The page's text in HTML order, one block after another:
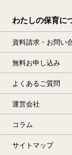
わたしの保育に
資料請求・お問い
無料お申し込み
よくあるご質問
運営会社
コラム
サイトマップ